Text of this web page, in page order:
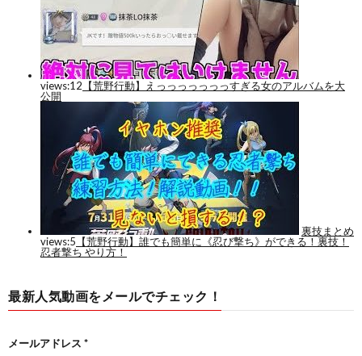
最新人気動画をメールでチェック！
メールアドレス *